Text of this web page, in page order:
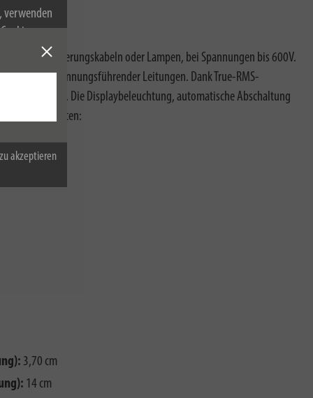
verwenden
zu.
akzeptieren
Verlängerungskabeln oder Lampen, bei Spannungen bis 600V.
spannungsführender Leitungen. Dank True-RMS-
erleichtern. Die Displaybeleuchtung, automatische Abschaltung
Eigenschaften:
3,70 cm
14 cm